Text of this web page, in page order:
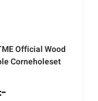
Official Wood
Corneholeset
:-